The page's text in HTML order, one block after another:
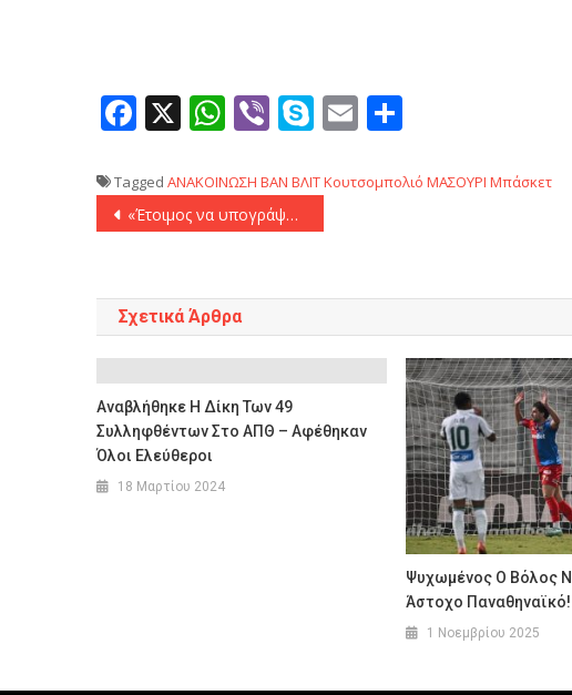
Facebook
X WhatsApp
ViberSkype
Email
Tagged ΑΝΑΚΟΙΝΩΣΗ ΒΑΝ ΒΛΙΤΚουτσομπολιό ΜΑΣΟΥΡΙ Μπάσκετ
Πλοήγηση
«Έτοιμος να υπογράψει με την Ουιντάντ Καζαμπλάνκα ο Άμραμπατ»
Σχετικά Άρθρα
Αναβλήθηκε Η Δίκη Των 49
Συλληφθέντων Στο ΑΠΘ – Αφέθηκαν
Όλοι Ελεύθεροι
18 Μαρτίου 2024
Ψυχωμένος Ο Βόλος
Άστοχο
1 Νοεμβρίου 2025